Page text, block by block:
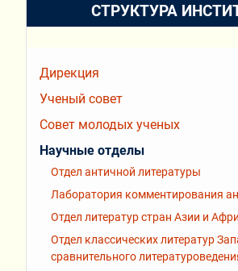
СТРУКТУРА
Дирекция
Ученый совет
Совет молодых ученых
Научные отделы
Отдел античной литературы
Лаборатория комментирования
Отдел литератур стран Азии и
Отдел классических литератур
сравнительного